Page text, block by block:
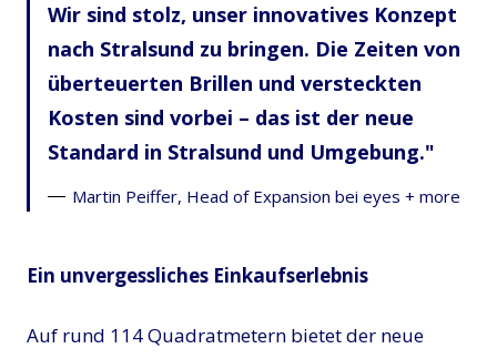
Wir sind stolz, unser innovatives Konzept
nach Stralsund zu bringen. Die Zeiten von
überteuerten Brillen und versteckten
Kosten sind vorbei – das ist der neue
Standard in Stralsund und Umgebung.
Martin Peiffer, Head of Expansion bei eyes + more
Ein unvergessliches Einkaufserlebnis
Auf rund 114 Quadratmetern bietet der neue